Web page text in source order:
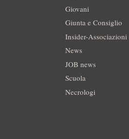
Giovani
Giunta e Consiglio
Insider-Associazioni
News
JOB news
Scuola
Necrologi